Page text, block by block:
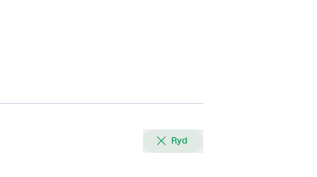
 Ryd